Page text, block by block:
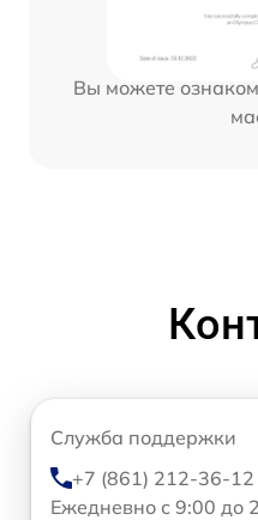
Вы можете
Служба поддержки
+7 (861) 212-36-12
Ежедневно с 9:00 до